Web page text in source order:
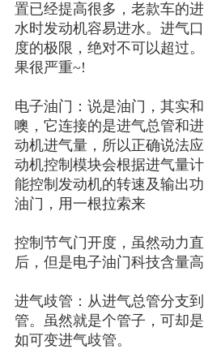
置已经提高很多，老款车的
水时发动机容易进水。进气
度的极限，绝对不可以超过
果很严重~!
电子油门：说是油门，其实
噢，它连接的是进气总管和
动机进气量，所以正确说法
动机控制模块会根据进气量
能控制发动机的转速及输出
油门，用一根拉索来
控制节气门开度，虽然动力
后，但是电子油门科技含量高
进气歧管：从进气总管分支
管。虽然就是个管子，可却
如可变进气歧管。